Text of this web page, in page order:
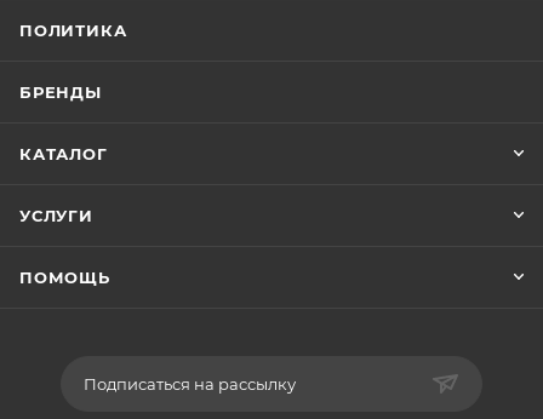
ПОЛИТИКА
БРЕНДЫ
КАТАЛОГ
УСЛУГИ
ПОМОЩЬ
Подписаться на рассылку